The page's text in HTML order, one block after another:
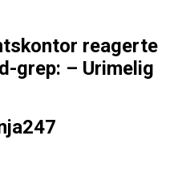
reagerte
grep: – Urimelig